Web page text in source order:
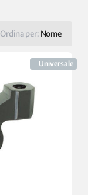
Ordina per: Nome
Universale